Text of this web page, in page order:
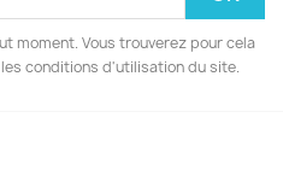
moment. Vous trouverez pour cela
conditions d'utilisation du site.